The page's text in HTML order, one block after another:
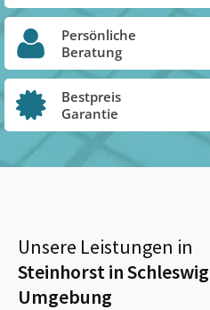
Persönliche
Beratung
Bestpreis
Garantie
Unsere Leistungen in
Steinhorst in
Umgebung